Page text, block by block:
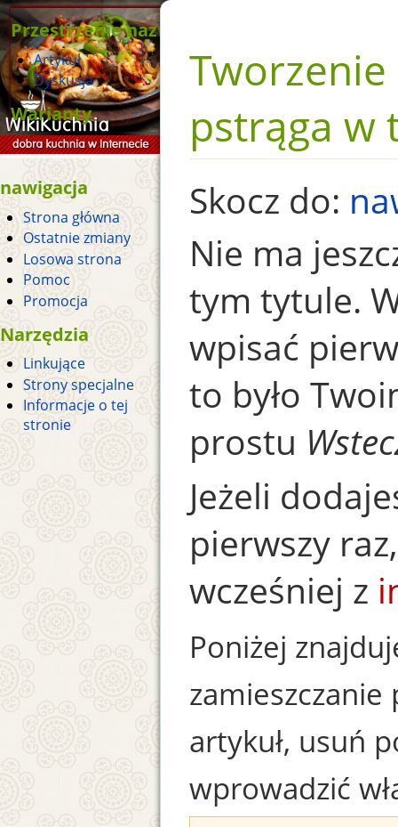
Tworzenie
pstrąga w
Skocz do:
Nie ma
tym tytule.
wpisać
to było
prostu
Jeżeli
pierwszy
wcześniej z
Poniżej
zamieszczanie
artykuł, usuń
wprowadzić
Przestrzenie nazw
Artykuł
Dyskusja
Warianty
nawigacja
Strona główna
Ostatnie zmiany
Losowa strona
Pomoc
Promocja
Narzędzia
Linkujące
Strony specjalne
Informacje o tej
stronie